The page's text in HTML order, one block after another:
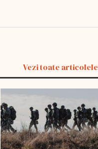
Vezi toate articolele